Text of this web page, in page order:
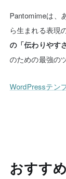
Pantomimeは、
ら生まれる表現
の「伝わりやす
のための最強の
WordPressテン
おすす